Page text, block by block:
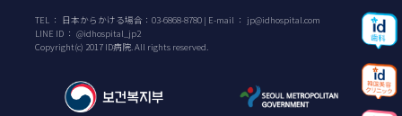
TEL ： 日本からかける場合： 03-6868-8780 | E-mail ： jp@idhospital.com
LINE ID ： @idhospital_jp2
Copyright(c) 2017 ID病院. All rights reserved.